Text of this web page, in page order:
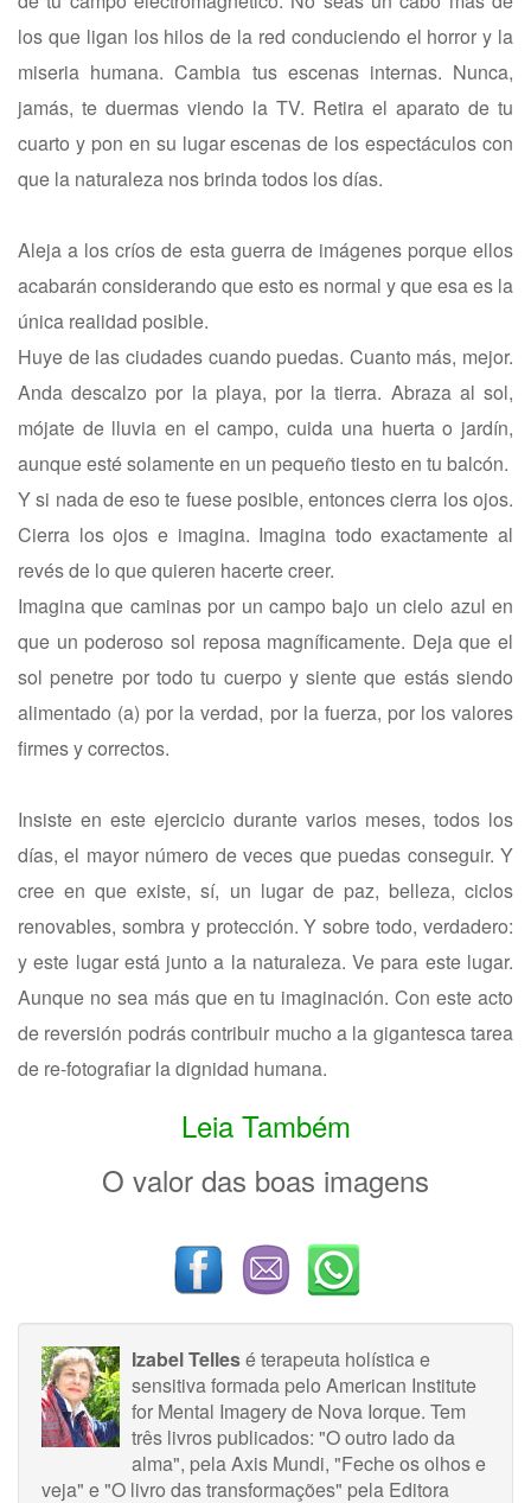
los que ligan los hilos de la red conduciendo el horror y la
miseria humana. Cambia tus escenas internas. Nunca,
jamás, te duermas viendo la TV. Retira el aparato de tu
cuarto y pon en su lugar escenas de los espectáculos con
que la naturaleza nos brinda todos los días.
Aleja a los críos de esta guerra de imágenes porque ellos
acabarán considerando que esto es normal y que esa es la
única realidad posible.
Huye de las ciudades cuando puedas. Cuanto más, mejor.
Anda descalzo por la playa, por la tierra. Abraza al sol,
mójate de lluvia en el campo, cuida una huerta o jardín,
aunque esté solamente en un pequeño tiesto en tu balcón.
Y si nada de eso te fuese posible, entonces cierra los ojos.
Cierra los ojos e imagina. Imagina todo exactamente al
revés de lo que quieren hacerte creer.
Imagina que caminas por un campo bajo un cielo azul en
que un poderoso sol reposa magníficamente. Deja que el
sol penetre por todo tu cuerpo y siente que estás siendo
alimentado (a) por la verdad, por la fuerza, por los valores
firmes y correctos.
Insiste en este ejercicio durante varios meses, todos los
días, el mayor número de veces que puedas conseguir. Y
cree en que existe, sí, un lugar de paz, belleza, ciclos
renovables, sombra y protección. Y sobre todo, verdadero:
y este lugar está junto a la naturaleza. Ve para este lugar.
Aunque no sea más que en tu imaginación. Con este acto
de reversión podrás contribuir mucho a la gigantesca tarea
de re-fotografiar la dignidad humana.
Leia Também
O valor das boas imagens
Izabel Tellesé terapeuta holística e
sensitiva formada pelo American Institute
for Mental Imagery de Nova Iorque. Tem
três livros publicados: "O outro lado da
alma", pela Axis Mundi, "Feche os olhos e
veja" e "O livro das transformações" pela Editora